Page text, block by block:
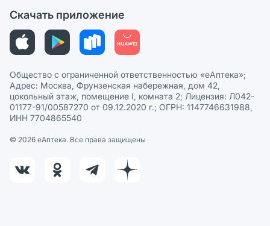
Этика и соответствие
Политика в отношении обработки персональных данных
Скачать приложение
Общество с ограниченной ответственностью «еАптека»;
Адрес: Москва, Фрунзенская набережная, дом 42,
цокольный этаж, помещение I, комната 2; Лицензия: Л042-
01177-91/00587270 от 09.12.2020 г.; ОГРН: 1147746631988,
ИНН 7704865540
© 2026 eАптека. Все права защищены